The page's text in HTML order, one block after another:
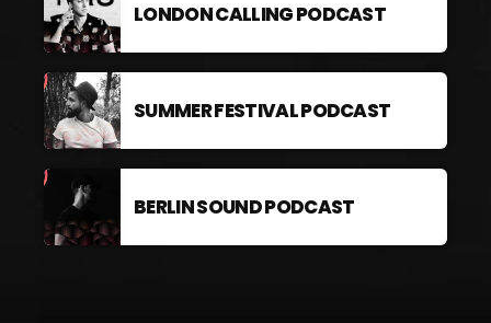
LONDON CALLING PODCAST
SUMMER FESTIVAL PODCAST
BERLIN SOUND PODCAST